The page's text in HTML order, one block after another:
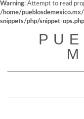
Warning: Attempt to read
/home/
snippets/php/snippet-